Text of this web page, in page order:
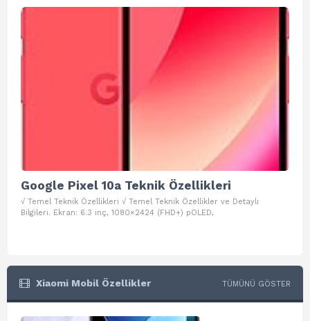
Google Pixel 10a Teknik Özellikleri
√ Temel Teknik Özellikleri √ Temel Teknik Özellikler ve Detaylı
Bilgileri. Ekran: 6.3 inç, 1080×2424 (FHD+) pOLED,
Xiaomi Mobil Özellikler TÜMÜNÜ GÖSTER